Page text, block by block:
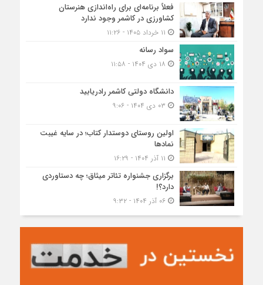
فعلاً برنامه‌ای برای راه‌اندازی هنرستان
کشاورزی در کاشمر وجود ندارد
سواد رسانه
دانشگاه دولتی کاشمر‌ رادریابید
اولین روستای دوستدار کتاب؛ در سایه غیبت
نمادها
برگزاری جشنواره تئاتر میثاق؛ چه دستاوردی
دارد؟!
۰۶ آذر ۱۴۰۴ - ۹:۳۲